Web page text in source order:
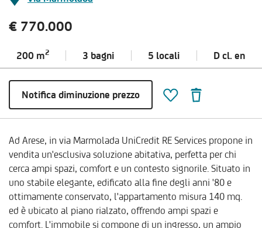
€ 770.000
200 m2 3 bagni 5 locali D cl. en
Notifica diminuzione prezzo
Ad Arese, in via Marmolada UniCredit RE Services propone in
vendita un'esclusiva soluzione abitativa, perfetta per chi
cerca ampi spazi, comfort e un contesto signorile. Situato in
uno stabile elegante, edificato alla fine degli anni '80 e
ottimamente conservato, l'appartamento misura 140 mq.
ed è ubicato al piano rialzato, offrendo ampi spazi e
comfort. L'immobile si compone di un ingresso, un ampio